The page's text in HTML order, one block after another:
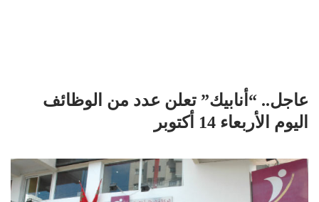
عاجل.. “أنابيك” تعلن عدد من الوظائف
اليوم الأربعاء 14 أكتوبر